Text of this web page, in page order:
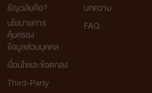
ธัญวลัยคือ?
นโยบายการ
คุ้มครอง
ข้อมูลส่วนบุคคล
เงื่อนไขและข้อตกลง
Third-Party
บทความ
FAQ